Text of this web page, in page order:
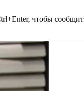
чтобы